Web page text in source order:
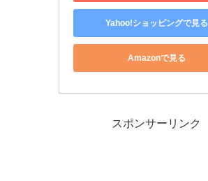
Yahoo!ショッピングで見る
Amazonで見る
スポンサーリンク